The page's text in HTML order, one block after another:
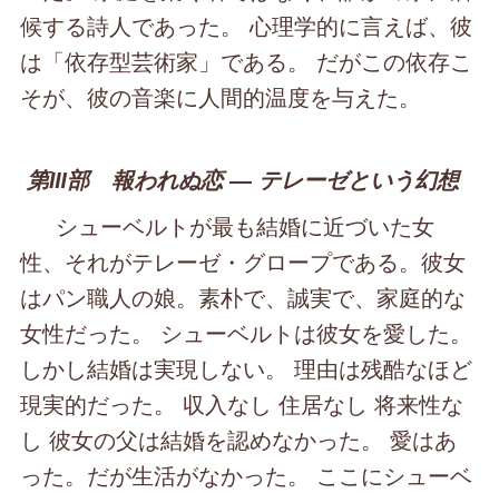
候する詩人であった。 心理学的に言えば、彼
は「依存型芸術家」である。 だがこの依存こ
そが、彼の音楽に人間的温度を与えた。
第Ⅲ部 報われぬ恋 ― テレーゼという幻想
シューベルトが最も結婚に近づいた女
性、それがテレーゼ・グロープである。彼女
はパン職人の娘。素朴で、誠実で、家庭的な
女性だった。 シューベルトは彼女を愛した。
しかし結婚は実現しない。 理由は残酷なほど
現実的だった。 収入なし 住居なし 将来性な
し 彼女の父は結婚を認めなかった。 愛はあ
った。だが生活がなかった。 ここにシューベ